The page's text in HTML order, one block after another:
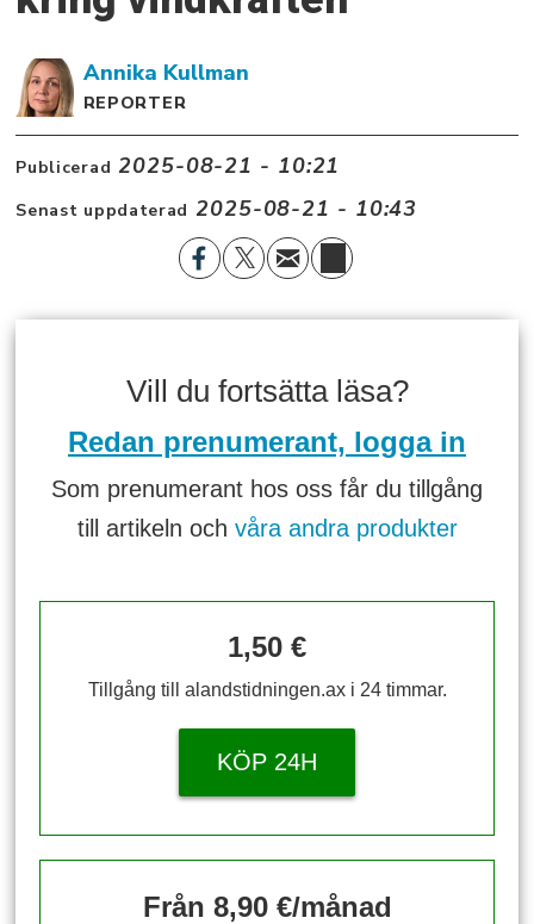
Annika Kullman
REPORTER
Publicerad 2025-08-21 - 10:21
Senast uppdaterad 2025-08-21 - 10:43
Vill du fortsätta läsa?
Redan prenumerant, logga in
Som prenumerant hos oss får du tillgång
till artikeln och våra andra produkter
1,50 €
Tillgång till alandstidningen.ax i 24 timmar.
KÖP 24H
Från 8,90 €/månad